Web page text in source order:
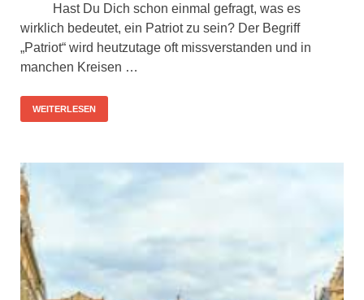
Hast Du Dich schon einmal gefragt, was es
wirklich bedeutet, ein Patriot zu sein? Der Begriff
„Patriot“ wird heutzutage oft missverstanden und in
manchen Kreisen …
WEITERLESEN